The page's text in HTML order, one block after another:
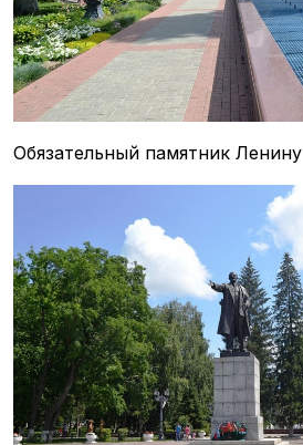
Обязательный памятник Ленину